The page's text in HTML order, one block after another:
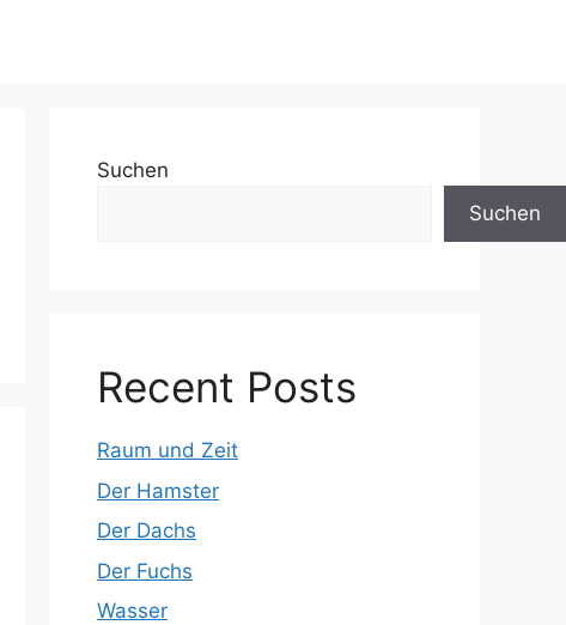
Suchen
Suchen
Recent Posts
Raum und Zeit
Der Hamster
Der Dachs
Der Fuchs
Wasser